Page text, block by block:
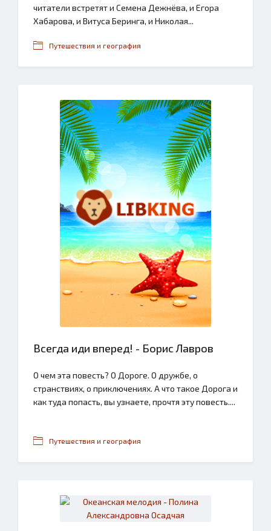
читатели встретят и Семена Дежнёва, и Егора
Хабарова, и Витуса Беринга, и Николая...
Путешествия и география
Всегда иди вперед! - Борис Лавров
О чем эта повесть? О Дороге. О дружбе, о
странствиях, о приключениях. А что такое Дорога и
как туда попасть, вы узнаете, прочтя эту повесть....
Путешествия и география